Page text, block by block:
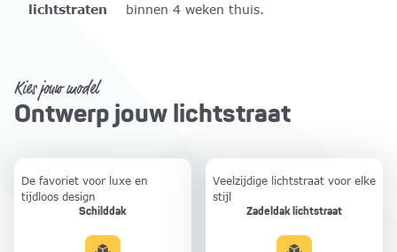
lichtstraten
binnen 4 weken thuis.
Kies jouw model
Ontwerp jouw lichtstraat
De favoriet voor luxe en
tijdloos design
Schilddak
Veelzijdige lichtstraat voor elke
stijl
Zadeldak lichtstraat